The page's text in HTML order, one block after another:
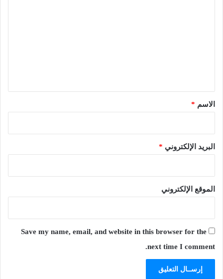
*الاسم *
البريد الإلكتروني *
الموقع الإلكتروني
Save my name, email, and website in this browser for the
next time I comment.